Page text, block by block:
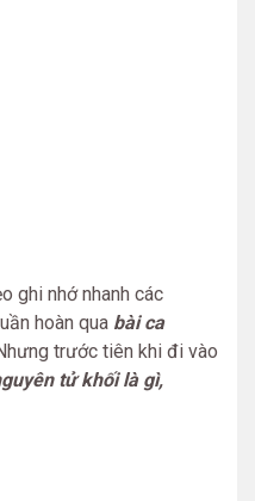
ghi nhớ nhanh các
hoàn qua bài ca
trước tiên khi đi vào
tử khối là gì,